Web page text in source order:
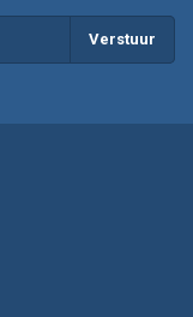
Verstuur